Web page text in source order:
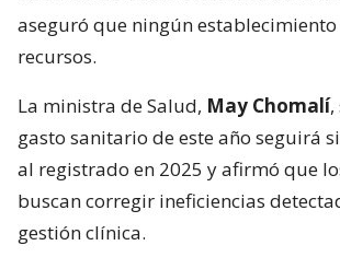
aseguró que ningún
recursos.
La ministra de Salud, May Chomalí,
gasto sanitario de este año seguirá
al registrado en 2025 y afirmó que
buscan corregir ineficiencias
gestión clínica.